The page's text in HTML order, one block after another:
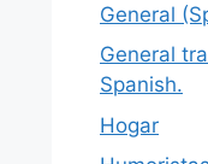
General
General
Spanish.
Hogar